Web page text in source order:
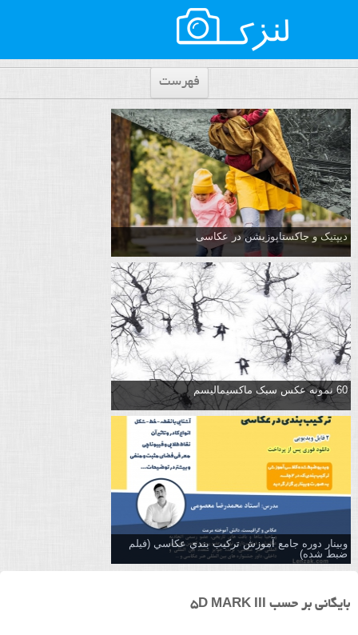
فهرست
دیپتیک و جاکستا‌پوزیشن در عکاسی
60 نمونه عکس سبک ماکسیمالیسم
وبینار دوره جامع آموزش تركيب بندي عكاسي (فیلم
ضبط شده)
بایگانی بر حسب 5D MARK III